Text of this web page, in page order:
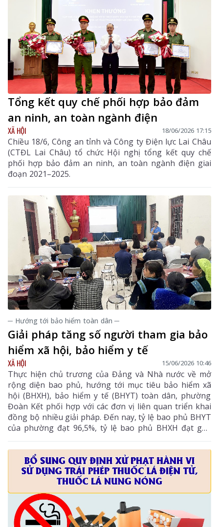
Tổng kết quy chế phối hợp bảo đảm
an ninh, an toàn ngành điện
XÃ HỘI 18/06/2026 17:15
Chiều 18/6, Công an tỉnh và Công ty Điện lực Lai Châu
(CTĐL Lai Châu) tổ chức Hội nghị tổng kết quy chế
phối hợp bảo đảm an ninh, an toàn ngành điện giai
đoạn 2021–2025.
─ Hướng tới bảo hiểm toàn dân ─
Giải pháp tăng số người tham gia bảo
hiểm xã hội, bảo hiểm y tế
XÃ HỘI 15/06/2026 10:46
Thực hiện chủ trương của Đảng và Nhà nước về mở
rộng diện bao phủ, hướng tới mục tiêu bảo hiểm xã
hội (BHXH), bảo hiểm y tế (BHYT) toàn dân, phường
Đoàn Kết phối hợp với các đơn vị liên quan triển khai
đồng bộ nhiều giải pháp. Đến nay, tỷ lệ bao phủ BHYT
của phường đạt 96,5%, tỷ lệ bao phủ BHXH đạt gần
14%.